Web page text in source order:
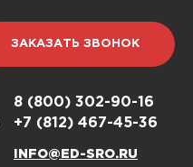
ЗАКАЗАТЬ ЗВОНОК
8 (800) 302-90-16
+7 (812) 467-45-36
INFO@ED-SRO.RU